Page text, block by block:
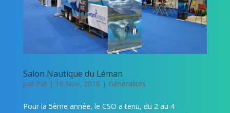
Salon Nautique du Léman
par Pat | 10 Nov, 2018 | Généralités
Pour la 5ème année, le CSO a tenu, du 2 au 4